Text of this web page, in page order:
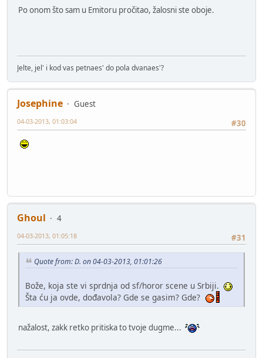
Po onom što sam u Emitoru pročitao, žalosni ste oboje.
Jelte, jel' i kod vas petnaes' do pola dvanaes'?
Josephine
Guest
#30
04-03-2013, 01:03:04
Ghoul
4
#31
04-03-2013, 01:05:18
Quote from: D. on 04-03-2013, 01:01:26
Bože, koja ste vi sprdnja od sf/horor scene u Srbiji.
Šta ću ja ovde, dođavola? Gde se gasim? Gde?
nažalost, zakk retko pritiska to tvoje dugme...